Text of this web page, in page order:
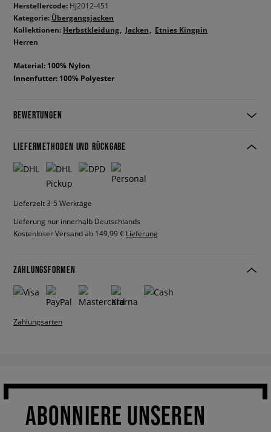
Herstellercode: HJ2012-451
Kategorie: Übergangsjacken
Kollektionen: Herbstkleidung Jacken
Etnies Kingpin
Herren
Material: 100% Nylon
Innenfutter: 100% Polyester
BEWERTUNGEN
LIEFERMETHODEN UND RÜCKGABE
Lieferzeit 3-5 Werktage
Lieferung nur innerhalb Deutschlands
Kostenloser Versand ab 149,99 € Lieferung
ZAHLUNGSFORMEN
Zahlungsarten
ABONNIERE UNSEREN